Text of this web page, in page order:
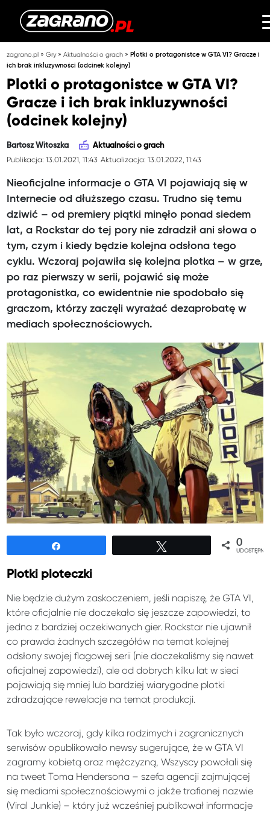
zagrano.pl »Gry»Aktualności o grach »Plotki o protagonistce w GTA VI? Gracze i
ich brak inkluzywności (odcinek kolejny)
Plotki o protagonistce w GTA VI?
Gracze i ich brak inkluzywności
(odcinek kolejny)
Bartosz Witoszka Aktualności o grach
Publikacja: 13.01.2021, 11:43 Aktualizacja: 13.01.2022, 11:43
Nieoficjalne informacje o GTA VI pojawiają się w
Internecie od dłuższego czasu. Trudno się temu
dziwić – od premiery piątki minęło ponad siedem
lat, a Rockstar do tej pory nie zdradził ani słowa o
tym, czym i kiedy będzie kolejna odsłona tego
cyklu. Wczoraj pojawiła się kolejna plotka – w grze,
po raz pierwszy w serii, pojawić się może
protagonistka, co ewidentnie nie spodobało się
graczom, którzy zaczęli wyrażać dezaprobatę w
mediach społecznościowych.
0
Plotki ploteczki
Nie będzie dużym zaskoczeniem, jeśli napiszę, że GTA VI,
które oficjalnie nie doczekało się jeszcze zapowiedzi, to
jedna z bardziej oczekiwanych gier. Rockstar nie ujawnił
co prawda żadnych szczegółów na temat kolejnej
odsłony swojej flagowej serii (nie doczekaliśmy się nawet
oficjalnej zapowiedzi), ale od dobrych kilku lat w sieci
pojawiają się mniej lub bardziej wiarygodne plotki
zdradzające rewelacje na temat produkcji.
Tak było wczoraj, gdy kilka rodzimych i zagranicznych
serwisów opublikowało newsy sugerujące, że w GTA VI
zagramy kobietą oraz mężczyzną, Wszyscy powołali się
na tweet Toma Hendersona – szefa agencji zajmującej
się mediami społecznościowymi o jakże trafionej nazwie
(Viral Junkie) – który już wcześniej publikował informacje